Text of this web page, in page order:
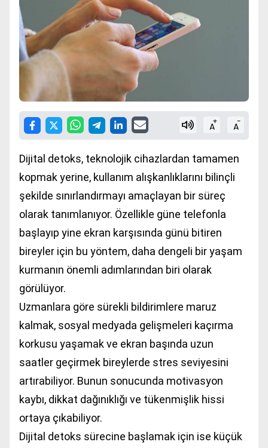
A+ A-
Dijital detoks, teknolojik cihazlardan tamamen
kopmak yerine, kullanım alışkanlıklarını bilinçli
şekilde sınırlandırmayı amaçlayan bir süreç
olarak tanımlanıyor. Özellikle güne telefonla
başlayıp yine ekran karşısında günü bitiren
bireyler için bu yöntem, daha dengeli bir yaşam
kurmanın önemli adımlarından biri olarak
görülüyor.
Uzmanlara göre sürekli bildirimlere maruz
kalmak, sosyal medyada gelişmeleri kaçırma
korkusu yaşamak ve ekran başında uzun
saatler geçirmek bireylerde stres seviyesini
artırabiliyor. Bunun sonucunda motivasyon
kaybı, dikkat dağınıklığı ve tükenmişlik hissi
ortaya çıkabiliyor.
Dijital detoks sürecine başlamak için ise küçük